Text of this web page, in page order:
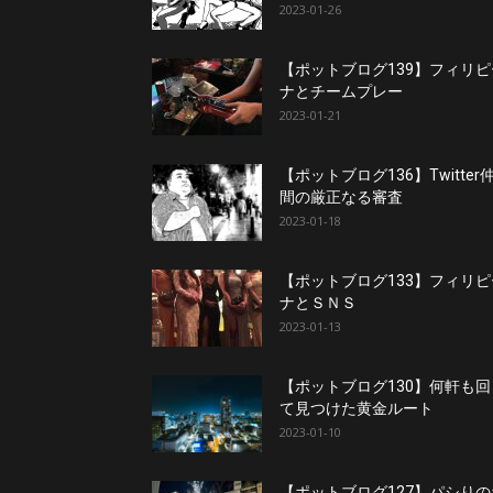
2023-01-26
【ポットブログ139】フィリ
ナとチームプレー
2023-01-21
【ポットブログ136】Twitter
間の厳正なる審査
2023-01-18
【ポットブログ133】フィリ
ナとＳＮＳ
2023-01-13
【ポットブログ130】何軒も
て見つけた黄金ルート
2023-01-10